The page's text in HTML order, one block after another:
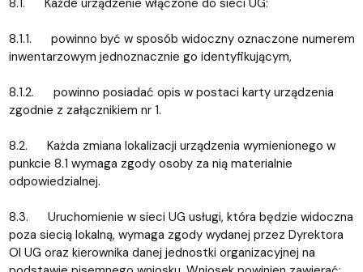
8.1. Każde urządzenie włączone do sieci UG:
8.1.1. powinno być w sposób widoczny oznaczone numerem
inwentarzowym jednoznacznie go identyfikującym,
8.1.2. powinno posiadać opis w postaci karty urządzenia
zgodnie z załącznikiem nr 1.
8.2. Każda zmiana lokalizacji urządzenia wymienionego w
punkcie 8.1 wymaga zgody osoby za nią materialnie
odpowiedzialnej.
8.3. Uruchomienie w sieci UG usługi, która będzie widoczna
poza siecią lokalną, wymaga zgody wydanej przez Dyrektora
OI UG oraz kierownika danej jednostki organizacyjnej na